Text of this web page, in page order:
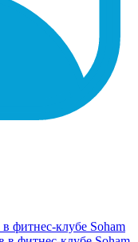
фитнес-клубе Soham